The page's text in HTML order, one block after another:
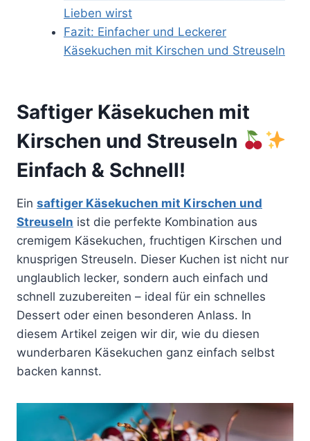
Lieben wirst
Fazit: Einfacher und Leckerer
Käsekuchen mit Kirschen und Streuseln
Saftiger Käsekuchen mit
Kirschen und Streuseln
Einfach & Schnell!
Ein saftiger Käsekuchen mit Kirschen und
Streuseln ist die perfekte Kombination aus
cremigem Käsekuchen, fruchtigen Kirschen und
knusprigen Streuseln. Dieser Kuchen ist nicht nur
unglaublich lecker, sondern auch einfach und
schnell zuzubereiten – ideal für ein schnelles
Dessert oder einen besonderen Anlass. In
diesem Artikel zeigen wir dir, wie du diesen
wunderbaren Käsekuchen ganz einfach selbst
backen kannst.